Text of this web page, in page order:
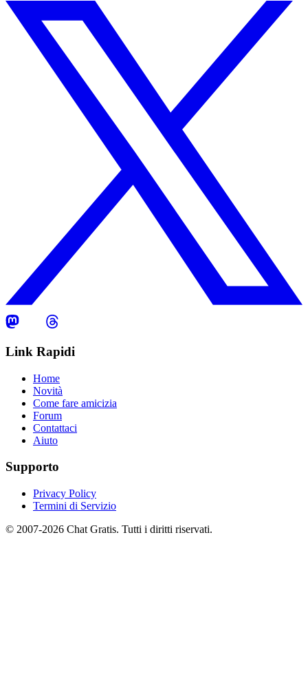
Link Rapidi
Home
Novità
Come fare amicizia
Forum
Contattaci
Aiuto
Supporto
Privacy Policy
Termini di Servizio
© 2007-2026 Chat Gratis. Tutti i diritti riservati.